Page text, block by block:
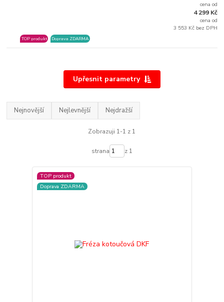
TOP produkt Doprava ZDARMA
cena od
4 299 Kč
cena od
3 553 Kč bez DPH
Upřesnit parametry
Nejnovější Nejlevnější Nejdražší
Zobrazuji 1-1 z 1
strana z 1
TOP produkt
Doprava ZDARMA